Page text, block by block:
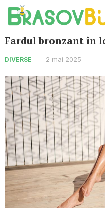
Fardul bronzant în
DIVERSE — 2 mai 2025